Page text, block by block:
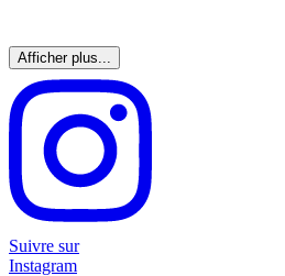
Afficher plus...
Suivre sur
Instagram